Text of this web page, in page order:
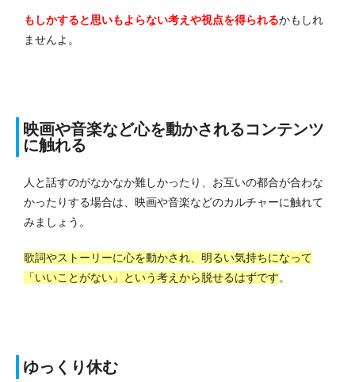
もしかすると思いもよらない考えや視点を得られるかもしれ
ませんよ。
映画や音楽など心を動かされるコンテンツ
に触れる
人と話すのがなかなか難しかったり、お互いの都合が合わな
かったりする場合は、映画や音楽などのカルチャーに触れて
みましょう。
歌詞やストーリーに心を動かされ、明るい気持ちになって
「いいことがない」という考えから脱せるはずです。
ゆっくり休む